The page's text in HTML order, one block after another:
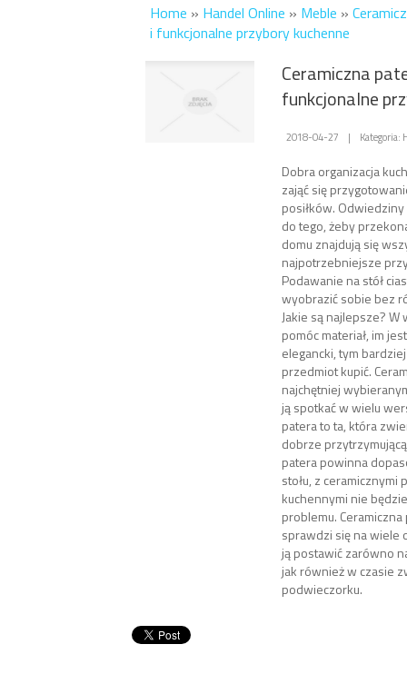
Home » Handel Online » Meble »
i funkcjonalne przybory kuchenne
Ceramiczna
funkcjonalne
2018-04-27 |
Dobra organizacja
zająć się
posiłków.
do tego, żeby
domu znajdują się
najpotrzebniejsze
Podawanie na stół
wyobrazić sobie bez
Jakie są najlepsze?
pomóc materiał, im
elegancki, tym
przedmiot kupić.
najchętniej
ją spotkać w wielu
patera to ta, która
dobrze
patera powinna
stołu, z ceramicznymi
kuchennymi nie
problemu.
sprawdzi się na wiele
ją postawić zarówno
jak również w czasie
podwieczorku.